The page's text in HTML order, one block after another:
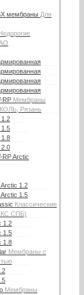
мембраны Для
RP Мембраны
Рязань
1.2
1.5
1.8
2.0
RP Arctic
1.2
1.5
Классические
СПБ)
1.2
1.5
1.8
Мембраны с
Мембраны